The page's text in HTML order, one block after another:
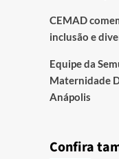
CEMAD
inclusão e
Equipe da
Maternidade
Anápolis
Confira